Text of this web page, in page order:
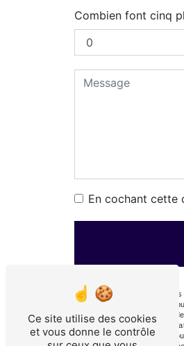
Combien font cinq
En cochant cette
** Les données
sous-traitants dans le seul
78420 Carrières sur seine
droit d’introduire une
78420 Carrières sur seine
Ce site utilise des cookies
et vous donne le contrôle